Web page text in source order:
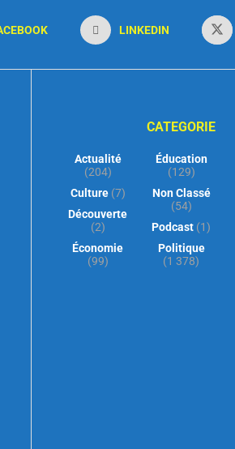
LINKEDIN
CATEGORIE
Actualité
(204)
Culture(7)
Découverte
(2)
Économie
(99)
Éducation
(129)
Non Classé
(54)
Podcast (1)
Politique
(1 378)